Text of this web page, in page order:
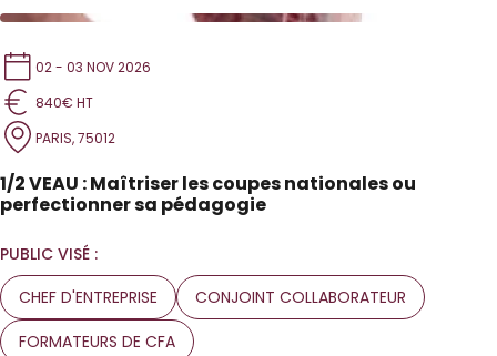
02 - 03 NOV 2026
840€ HT
PARIS, 75012
1/2 VEAU : Maîtriser les coupes nationales ou
perfectionner sa pédagogie
PUBLIC VISÉ :
CHEF D'ENTREPRISE
CONJOINT COLLABORATEUR
FORMATEURS DE CFA